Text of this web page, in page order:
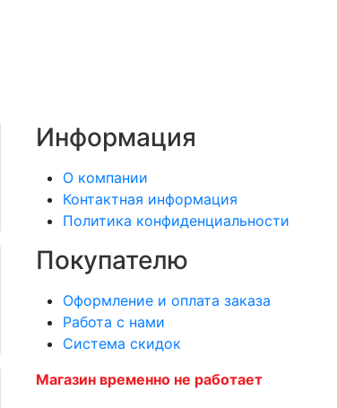
Информация
О компании
Контактная информация
Политика конфиденциальности
Покупателю
Оформление и оплата заказа
Работа с нами
Система скидок
Магазин временно не работает